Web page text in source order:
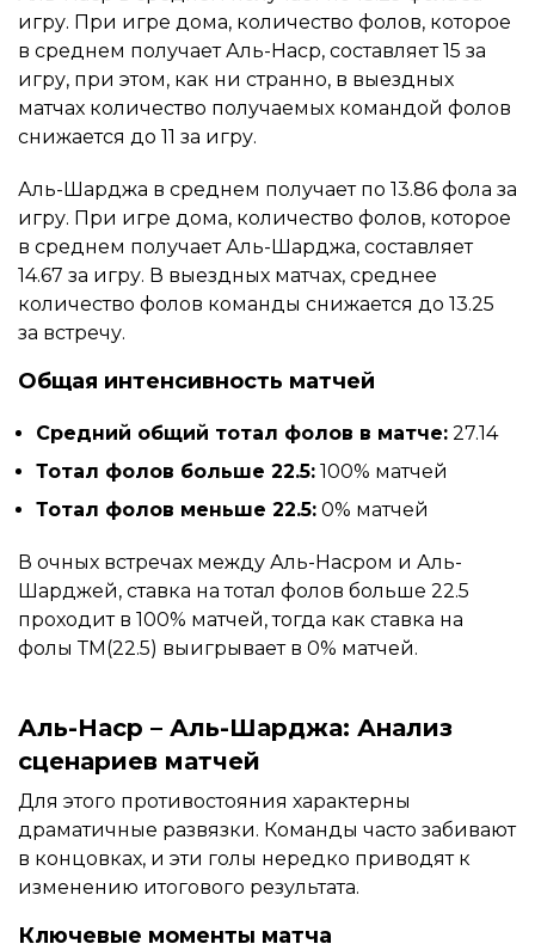
игру. При игре дома, количество фолов, которое
в среднем получает Аль-Наср, составляет 15 за
игру, при этом, как ни странно, в выездных
матчах количество получаемых командой фолов
снижается до 11 за игру.
Аль-Шарджа в среднем получает по 13.86 фола за
игру. При игре дома, количество фолов, которое
в среднем получает Аль-Шарджа, составляет
14.67 за игру. В выездных матчах, среднее
количество фолов команды снижается до 13.25
за встречу.
Общая интенсивность матчей
Средний общий тотал фолов в матче: 27.14
Тотал фолов больше 22.5: 100% матчей
Тотал фолов меньше 22.5: 0% матчей
В очных встречах между Аль-Насром и Аль-
Шарджей, ставка на тотал фолов больше 22.5
проходит в 100% матчей, тогда как ставка на
фолы ТМ(22.5) выигрывает в 0% матчей.
Аль-Наср – Аль-Шарджа: Анализ
сценариев матчей
Для этого противостояния характерны
драматичные развязки. Команды часто забивают
в концовках, и эти голы нередко приводят к
изменению итогового результата.
Ключевые моменты матча